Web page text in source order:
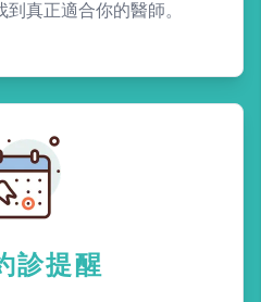
真正適合你的醫師。
診提醒